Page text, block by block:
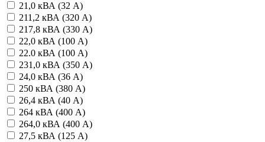
21,0 кВА (32 А)
211,2 кВА (320 А)
217,8 кВА (330 А)
22,0 кВА (100 А)
22.0 кВА (100 А)
231,0 кВА (350 А)
24,0 кВА (36 А)
250 кВА (380 А)
26,4 кВА (40 А)
264 кВА (400 А)
264,0 кВА (400 А)
27,5 кВА (125 А)